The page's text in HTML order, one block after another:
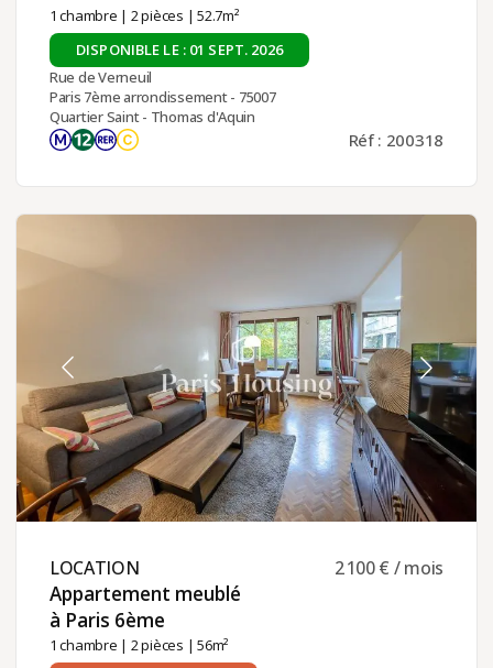
1 chambre | 2 pièces | 52.7m²
DISPONIBLE LE : 01 SEPT. 2026
Rue de Verneuil
Paris 7ème arrondissement - 75007
Quartier Saint - Thomas d'Aquin
Réf : 200318
LOCATION ​
Appartement meublé
à Paris 6ème ​
1 chambre | 2 pièces | 56m²
2 100 € / mois